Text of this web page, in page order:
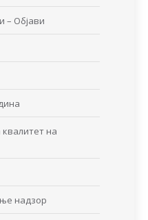
– Објави
на
надзор